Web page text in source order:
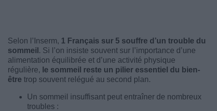
Selon l’Inserm, 1 Français sur 5 souffre d’un trouble du
sommeil . Si l’on insiste souvent sur l’importance d’une
alimentation équilibrée et d’une activité physique
régulière, le sommeil reste un pilier essentiel du bien-
être trop souvent relégué au second plan.
Un sommeil insuffisant peut entraîner de nombreux
troubles :